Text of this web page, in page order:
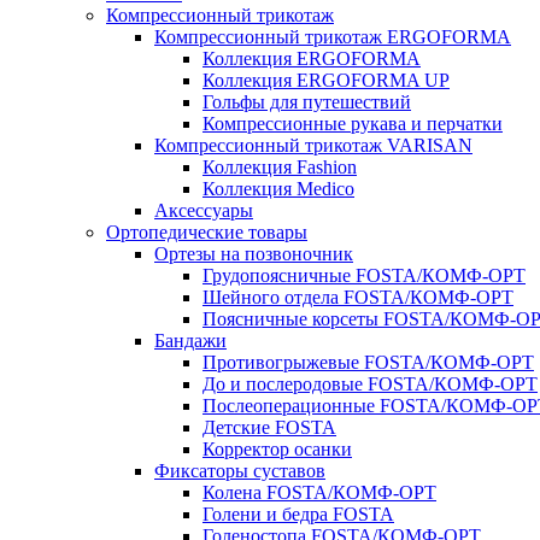
Компрессионный трикотаж
Компрессионный трикотаж ERGOFORMA
Коллекция ERGOFORMA
Коллекция ERGOFORMA UP
Гольфы для путешествий
Компрессионные рукава и перчатки
Компрессионный трикотаж VARISAN
Коллекция Fashion
Коллекция Medico
Аксессуары
Ортопедические товары
Ортезы на позвоночник
Грудопоясничные FOSTA/КОМФ-ОРТ
Шейного отдела FOSTA/КОМФ-ОРТ
Поясничные корсеты FOSTA/КОМФ-
Бандажи
Противогрыжевые FOSTA/КОМФ-ОРТ
До и послеродовые FOSTA/КОМФ-ОРТ
Послеоперационные FOSTA/КОМФ-
Детские FOSTA
Корректор осанки
Фиксаторы суставов
Колена FOSTA/КОМФ-ОРТ
Голени и бедра FOSTA